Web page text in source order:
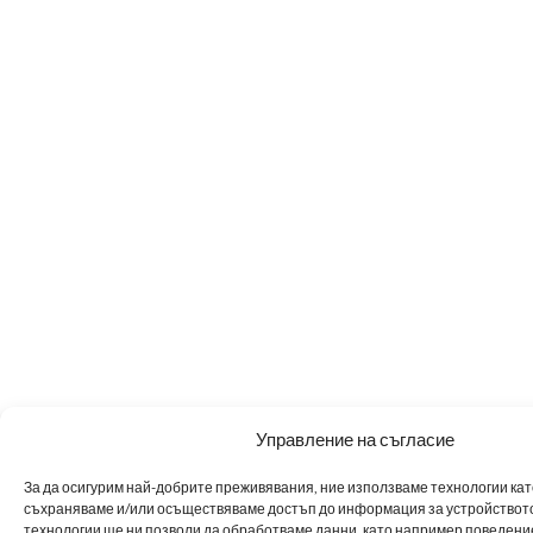
Управление на съгласие
За да осигурим най-добрите преживявания, ние използваме технологии
съхраняваме и/или осъществяваме достъп до информация за